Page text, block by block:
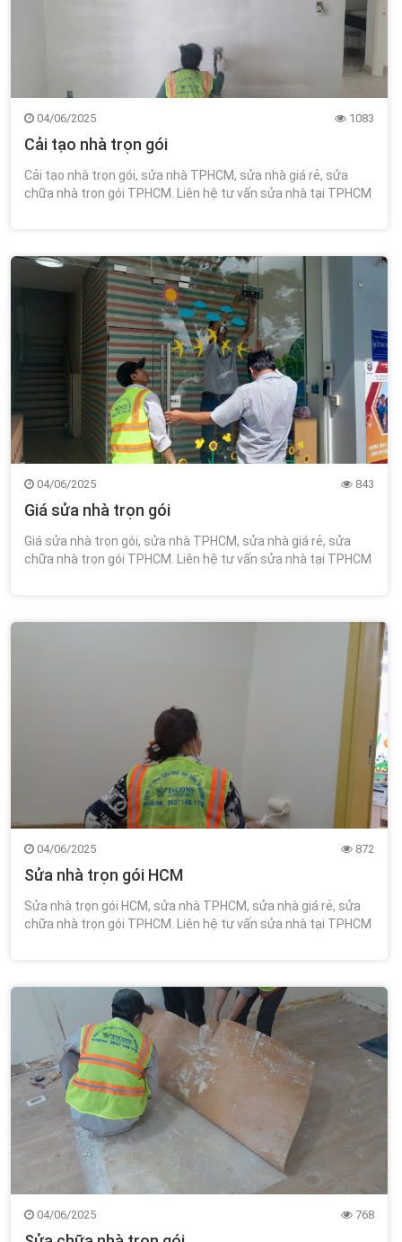
04/06/2025 1083
Cải tạo nhà trọn gói
Cải tạo nhà trọn gói, sửa nhà TPHCM, sửa nhà giá rẻ, sửa
chữa nhà trọn gói TPHCM. Liên hệ tư vấn sửa nhà tại TPHCM
04/06/2025 843
Giá sửa nhà trọn gói
Giá sửa nhà trọn gói, sửa nhà TPHCM, sửa nhà giá rẻ, sửa
chữa nhà trọn gói TPHCM. Liên hệ tư vấn sửa nhà tại TPHCM
04/06/2025 872
Sửa nhà trọn gói HCM
Sửa nhà trọn gói HCM, sửa nhà TPHCM, sửa nhà giá rẻ, sửa
chữa nhà trọn gói TPHCM. Liên hệ tư vấn sửa nhà tại TPHCM
04/06/2025 768